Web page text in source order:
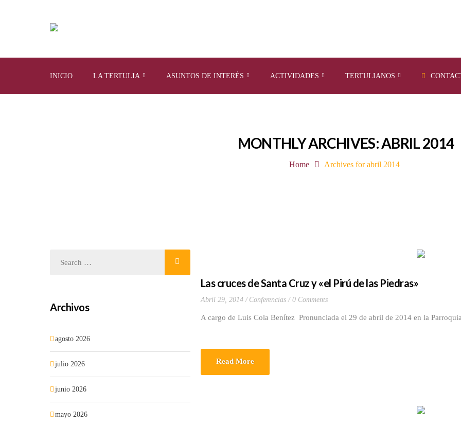
INICIO LA TERTULIA ASUNTOS DE INTERÉS ACTIVIDADES TERTULIANOS
MONTHLY ARCHIVES: ABRIL 2014
Home Archives for abril 2014
Las cruces de Santa Cruz y «el Pirú de las Piedras»
Abril 29, 2014 Conferencias 0 Comments
A cargo de Luis Cola Benítez Pronunciada el 29 de abril de 2014 en la
Read More
Archivos
agosto 2026
julio 2026
junio 2026
mayo 2026